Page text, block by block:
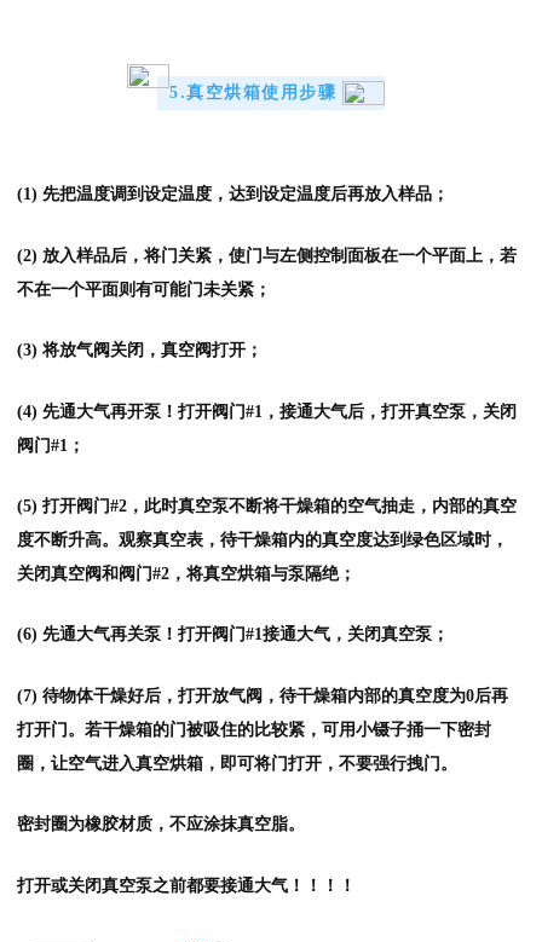
5.真空烘箱使用步骤
(1) 先把温度调到设定温度，达到设定温度后再放入样品；
(2) 放入样品后，将门关紧，使门与左侧控制面板在一个平面上，若
不在一个平面则有可能门未关紧；
(3) 将放气阀关闭，真空阀打开；
(4) 先通大气再开泵！打开阀门#1，接通大气后，打开真空泵，关闭
阀门#1；
(5) 打开阀门#2，此时真空泵不断将干燥箱的空气抽走，内部的真空
度不断升高。观察真空表，待干燥箱内的真空度达到绿色区域时，
关闭真空阀和阀门#2，将真空烘箱与泵隔绝；
(6) 先通大气再关泵！打开阀门#1接通大气，关闭真空泵；
(7) 待物体干燥好后，打开放气阀，待干燥箱内部的真空度为0后再
打开门。若干燥箱的门被吸住的比较紧，可用小镊子捅一下密封
圈，让空气进入真空烘箱，即可将门打开，不要强行拽门。
密封圈为橡胶材质，不应涂抹真空脂。
打开或关闭真空泵之前都要接通大气！！！！